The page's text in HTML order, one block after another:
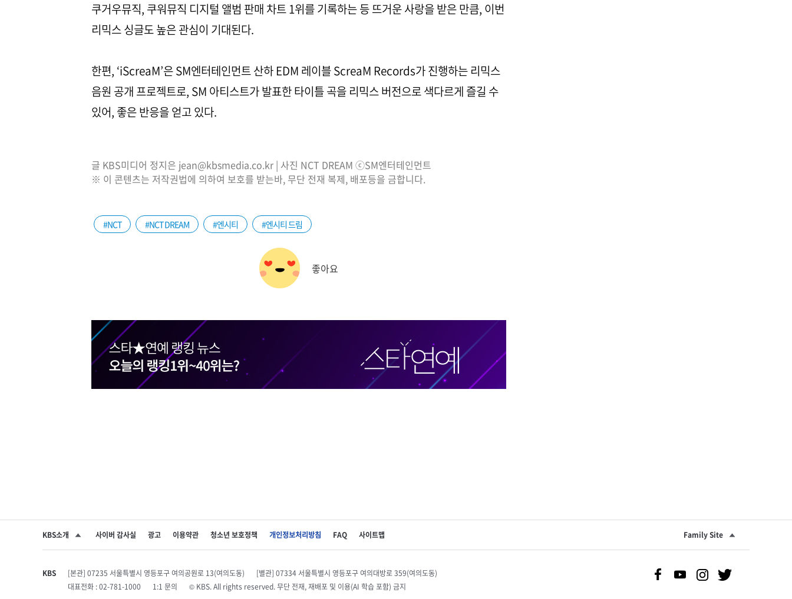
쿠거우뮤직, 쿠워뮤직 디지털 앨범 판매 차트 1위를 기록하는 등 뜨거운 사랑을 받은 만큼, 이번
리믹스 싱글도 높은 관심이 기대된다.
한편, ‘iScreaM’은 SM엔터테인먼트 산하 EDM 레이블 ScreaM Records가 진행하는 리믹스
음원 공개 프로젝트로, SM 아티스트가 발표한 타이틀 곡을 리믹스 버전으로 색다르게 즐길 수
있어, 좋은 반응을 얻고 있다.
글 KBS미디어 정지은 jean@kbsmedia.co.kr | 사진 NCT DREAM ⓒSM엔터테인먼트
※ 이 콘텐츠는 저작권법에 의하여 보호를 받는바, 무단 전재 복제, 배포등을 금합니다.
#NCT #NCT DREAM #엔시티 #엔시티 드림
좋아요
KBS소개 사이버 감사실 광고 이용약관 청소년 보호정책 개인정보처리방침 FAQ 사이트맵 Family Site
KBS [본관] 07235 서울특별시 영등포구 여의공원로 13(여의도동)
[별관] 07334 서울특별시 영등포구 여의대방로 359(여의도동)
대표전화 : 02-781-1000
1:1 문의 © KBS. All rights reserved. 무단 전재, 재배포 및 이용(AI 학습 포함) 금지
SNS 공유하기